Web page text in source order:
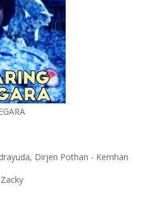
Dirjen Pothan - Kemhan